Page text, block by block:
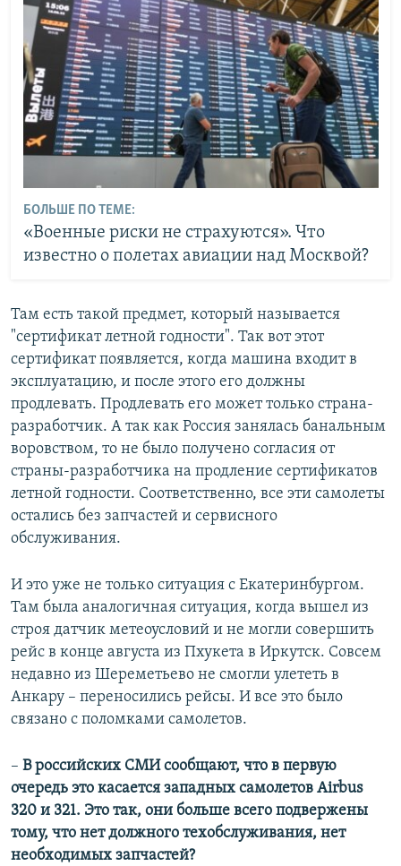
БОЛЬШЕ ПО ТЕМЕ:
«Военные риски не страхуются». Что
известно о полетах авиации над Москвой?
Там есть такой предмет, который называется
"сертификат летной годности". Так вот этот
сертификат появляется, когда машина входит в
эксплуатацию, и после этого его должны
продлевать. Продлевать его может только страна-
разработчик. А так как Россия занялась банальным
воровством, то не было получено согласия от
страны-разработчика на продление сертификатов
летной годности. Соответственно, все эти самолеты
остались без запчастей и сервисного
обслуживания.
И это уже не только ситуация с Екатеринбургом.
Там была аналогичная ситуация, когда вышел из
строя датчик метеоусловий и не могли совершить
рейс в конце августа из Пхукета в Иркутск. Совсем
недавно из Шереметьево не смогли улететь в
Анкару – переносились рейсы. И все это было
связано с поломками самолетов.
– В российских СМИ сообщают, что в первую
очередь это касается западных самолетов Airbus
320 и 321. Это так, они больше всего подвержены
тому, что нет должного техобслуживания, нет
необходимых запчастей?